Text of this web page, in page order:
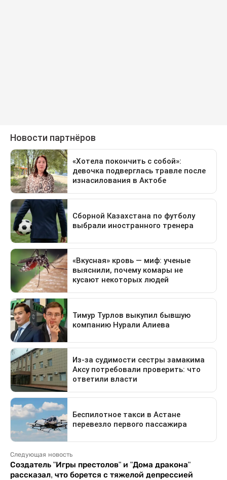
Следующая новость
Создатель "Игры престолов" и "Дома дракона"
рассказал, что борется с тяжелой депрессией